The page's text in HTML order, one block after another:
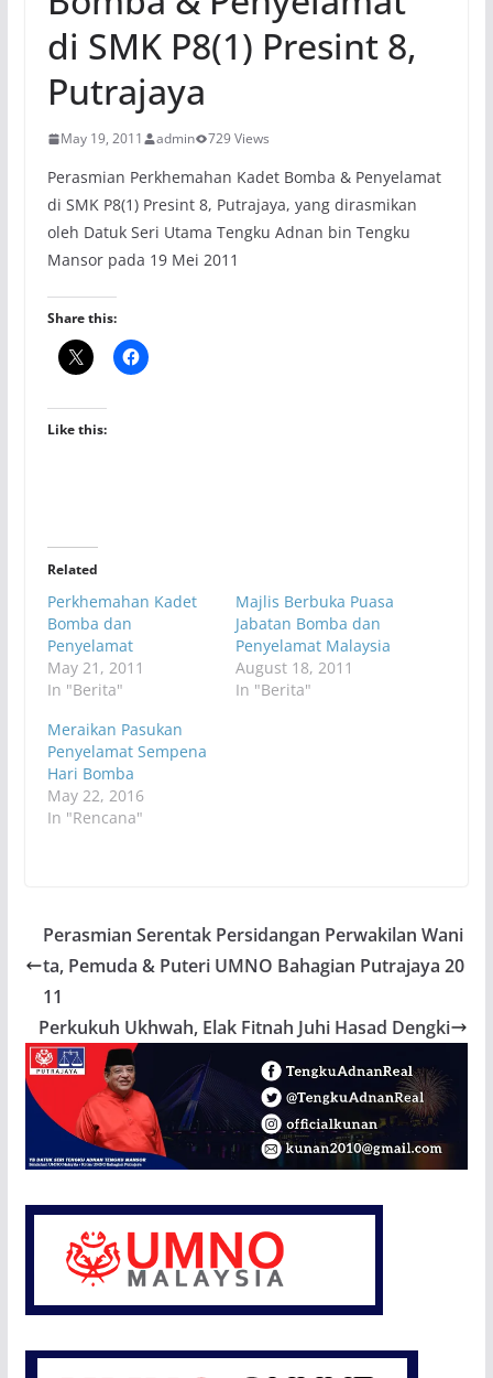
di SMK P8(1) Presint 8,
Putrajaya
May 19, 2011 admin 729 Views
Perasmian Perkhemahan Kadet Bomba & Penyelamat
di SMK P8(1) Presint 8, Putrajaya, yang dirasmikan
oleh Datuk Seri Utama Tengku Adnan bin Tengku
Mansor pada 19 Mei 2011
Share this:
Like this:
Related
Perkhemahan Kadet
Bomba dan
Penyelamat
May 21, 2011
In "Berita"
Majlis Berbuka Puasa
Jabatan Bomba dan
Penyelamat Malaysia
August 18, 2011
In "Berita"
Meraikan Pasukan
Penyelamat Sempena
Hari Bomba
May 22, 2016
In "Rencana"
Perasmian Serentak Persidangan Perwakilan Wani
ta, Pemuda & Puteri UMNO Bahagian Putrajaya 20
11
Perkukuh Ukhwah, Elak Fitnah Juhi Hasad Dengki